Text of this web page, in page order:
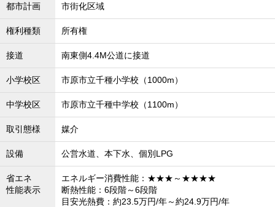
都市計画 市街化区域
権利種類 所有権
接道 南東側4.4M公道に接道
小学校区 市原市立千種小学校（1000m）
中学校区 市原市立千種中学校（1100m）
取引態様 媒介
設備 公営水道、本下水、個別LPG
省エネ
性能表示
エネルギー消費性能：★★★～★★★★
断熱性能：6段階～6段階
目安光熱費：約23.5万円/年～約24.9万円/年